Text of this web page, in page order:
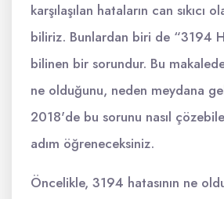
karşılaşılan hataların can sıkıcı
biliriz. Bunlardan biri de “3194
bilinen bir sorundur. Bu
ne olduğunu, neden meydana
2018'de bu sorunu nasıl
adım öğreneceksiniz.
Öncelikle, 3194 hatasının ne